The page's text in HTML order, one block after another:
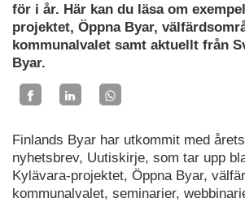
för i år. Här kan du läsa om
projektet, Öppna Byar,
kommunalvalet samt aktuellt från
Byar.
Finlands Byar har utkommit med
nyhetsbrev, Uutiskirje, som tar upp
Kylävara-projektet, Öppna Byar,
kommunalvalet, seminarier,